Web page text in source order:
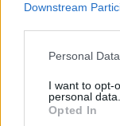
Downstream
Please note that
not limited to your
grant or deny
use your data for
Personal
I want to opt-
personal data.
Opted In